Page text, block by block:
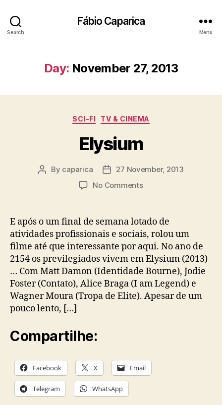
Search
Fábio Caparica
Menu
Day: November 27, 2013
Categories
SCI-FI TV & CINEMA
Elysium
Post
By caparica
Post
date
27 November, 2013
No Commentson
E após o um final de semana lotado de
atividades profissionais e sociais, rolou um
filme até que interessante por aqui. No ano de
2154 os previlegiados vivem em Elysium (2013)
… Com Matt Damon (Identidade Bourne), Jodie
Foster (Contato), Alice Braga (I am Legend) e
Wagner Moura (Tropa de Elite). Apesar de um
pouco lento, […]
Compartilhe:
Facebook X Email
Telegram WhatsApp